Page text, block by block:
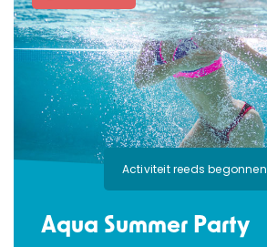
Activiteit reeds begonnen
Aqua Summer Party